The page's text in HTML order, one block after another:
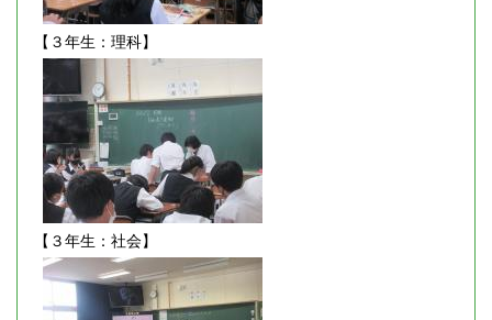
【３年生：理科】
【３年生：社会】